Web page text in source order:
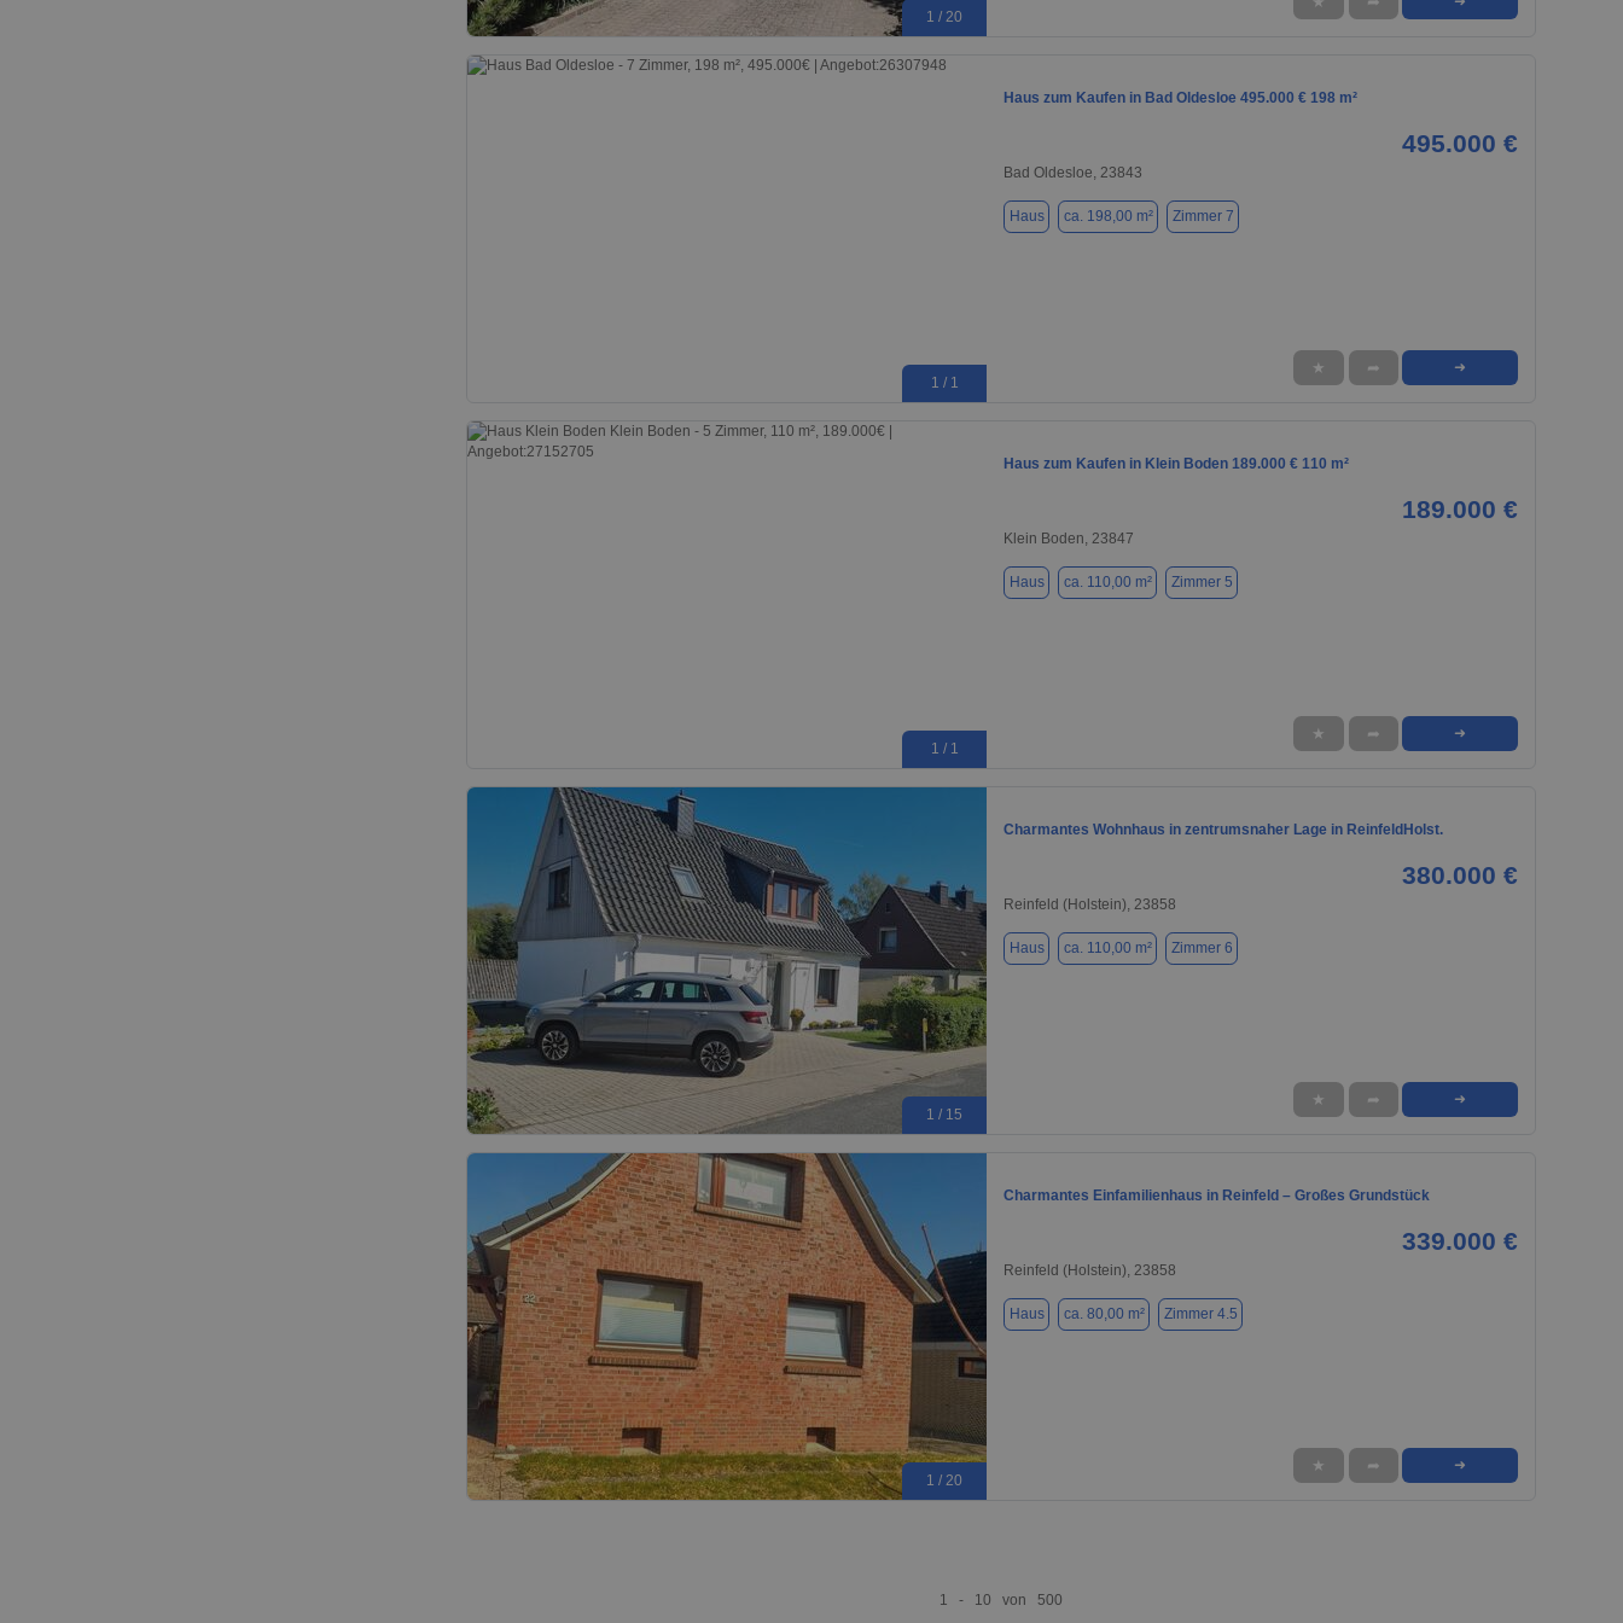
1 / 20
1 / 1
Haus zum Kaufen in Bad Oldesloe 495.000 € 198 m²
495.000 €
Bad Oldesloe, 23843
Haus ca. 198,00 m² Zimmer 7
★ ➦ ➜
1 / 1
Haus zum Kaufen in Klein Boden 189.000 € 110 m²
189.000 €
Klein Boden, 23847
Haus ca. 110,00 m² Zimmer 5
★ ➦ ➜
1 / 15
Charmantes Wohnhaus in zentrumsnaher Lage in ReinfeldHolst.
380.000 €
Reinfeld (Holstein), 23858
Haus ca. 110,00 m² Zimmer 6
★ ➦ ➜
1 / 20
Charmantes Einfamilienhaus in Reinfeld – Großes Grundstück
339.000 €
Reinfeld (Holstein), 23858
Haus ca. 80,00 m² Zimmer 4.5
★ ➦ ➜
1 - 10 von 500